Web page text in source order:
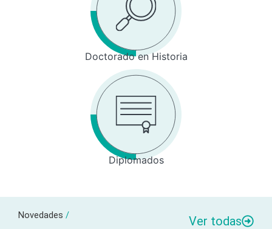
Doctorado en Historia
Diplomados
Novedades / Ver todas